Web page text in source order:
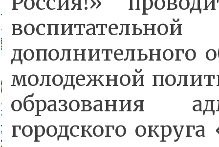
дополнительного
молодежной
образования
городского